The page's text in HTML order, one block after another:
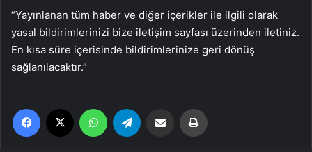
“Yayınlanan tüm haber ve diğer içerikler ile ilgili olarak
yasal bildirimlerinizi bize iletişim sayfası üzerinden iletiniz.
En kısa süre içerisinde bildirimlerinize geri dönüş
sağlanılacaktır.”
Facebook WhatsApp Email'den paylaş